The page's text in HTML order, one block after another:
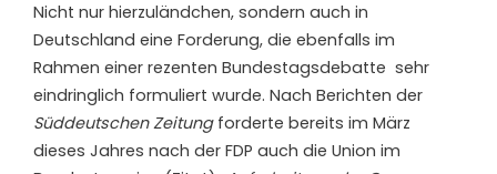
Nicht nur hierzuländchen, sondern auch in
Deutschland eine Forderung, die ebenfalls im
Rahmen einer rezenten Bundestagsdebatte sehr
eindringlich formuliert wurde. Nach Berichten der
Süddeutschen Zeitungforderte bereits im März
dieses Jahres nach der FDP auch die Union im